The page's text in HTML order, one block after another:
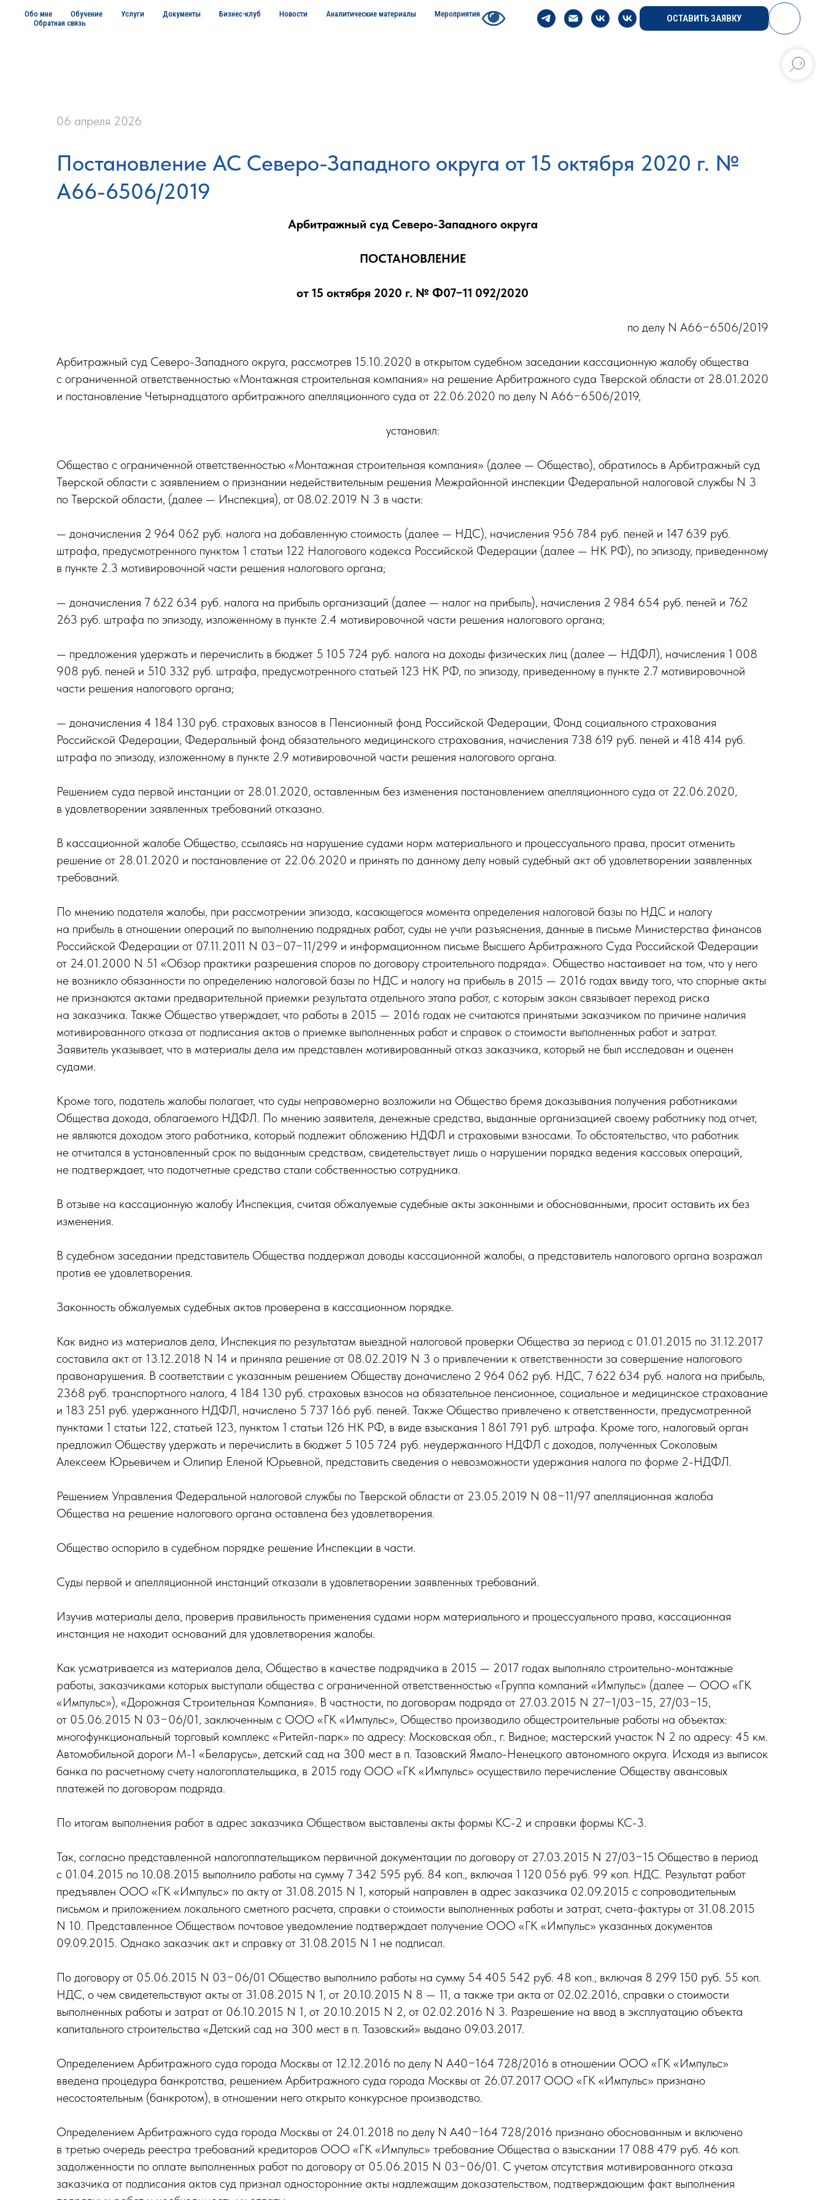
Обо мне Обучение Услуги Документы Бизнес-клуб Новости Аналитические материалы
Мероприятия
Обратная связь
ОСТАВИТЬ ЗАЯВКУ
06 апреля 2026
Постановление АС Северо-Западного округа от 15 октября 2020 г. №
А66-6506/2019
Арбитражный суд Северо-Западного округа
ПОСТАНОВЛЕНИЕ
от 15 октября 2020 г. № Ф07−11 092/2020
по делу N А66−6506/2019
Арбитражный суд Северо-Западного округа, рассмотрев 15.10.2020 в открытом судебном заседании кассационную жалобу общества
с ограниченной ответственностью «Монтажная строительная компания» на решение Арбитражного суда Тверской области от 28.01.2020
и постановление Четырнадцатого арбитражного апелляционного суда от 22.06.2020 по делу N А66−6506/2019,
установил:
Общество с ограниченной ответственностью «Монтажная строительная компания» (далее — Общество), обратилось в Арбитражный суд
Тверской области с заявлением о признании недействительным решения Межрайонной инспекции Федеральной налоговой службы N 3
по Тверской области, (далее — Инспекция), от 08.02.2019 N 3 в части:
— доначисления 2 964 062 руб. налога на добавленную стоимость (далее — НДС), начисления 956 784 руб. пеней и 147 639 руб.
штрафа, предусмотренного пунктом 1 статьи 122 Налогового кодекса Российской Федерации (далее — НК РФ), по эпизоду, приведенному
в пункте 2.3 мотивировочной части решения налогового органа;
— доначисления 7 622 634 руб. налога на прибыль организаций (далее — налог на прибыль), начисления 2 984 654 руб. пеней и 762
263 руб. штрафа по эпизоду, изложенному в пункте 2.4 мотивировочной части решения налогового органа;
— предложения удержать и перечислить в бюджет 5 105 724 руб. налога на доходы физических лиц (далее — НДФЛ), начисления 1 008
908 руб. пеней и 510 332 руб. штрафа, предусмотренного статьей 123 НК РФ, по эпизоду, приведенному в пункте 2.7 мотивировочной
части решения налогового органа;
— доначисления 4 184 130 руб. страховых взносов в Пенсионный фонд Российской Федерации, Фонд социального страхования
Российской Федерации, Федеральный фонд обязательного медицинского страхования, начисления 738 619 руб. пеней и 418 414 руб.
штрафа по эпизоду, изложенному в пункте 2.9 мотивировочной части решения налогового органа.
Решением суда первой инстанции от 28.01.2020, оставленным без изменения постановлением апелляционного суда от 22.06.2020,
в удовлетворении заявленных требований отказано.
В кассационной жалобе Общество, ссылаясь на нарушение судами норм материального и процессуального права, просит отменить
решение от 28.01.2020 и постановление от 22.06.2020 и принять по данному делу новый судебный акт об удовлетворении заявленных
требований.
По мнению подателя жалобы, при рассмотрении эпизода, касающегося момента определения налоговой базы по НДС и налогу
на прибыль в отношении операций по выполнению подрядных работ, суды не учли разъяснения, данные в письме Министерства финансов
Российской Федерации от 07.11.2011 N 03−07−11/299 и информационном письме Высшего Арбитражного Суда Российской Федерации
от 24.01.2000 N 51 «Обзор практики разрешения споров по договору строительного подряда». Общество настаивает на том, что у него
не возникло обязанности по определению налоговой базы по НДС и налогу на прибыль в 2015 — 2016 годах ввиду того, что спорные акты
не признаются актами предварительной приемки результата отдельного этапа работ, с которым закон связывает переход риска
на заказчика. Также Общество утверждает, что работы в 2015 — 2016 годах не считаются принятыми заказчиком по причине наличия
мотивированного отказа от подписания актов о приемке выполненных работ и справок о стоимости выполненных работ и затрат.
Заявитель указывает, что в материалы дела им представлен мотивированный отказ заказчика, который не был исследован и оценен
судами.
Кроме того, податель жалобы полагает, что суды неправомерно возложили на Общество бремя доказывания получения работниками
Общества дохода, облагаемого НДФЛ. По мнению заявителя, денежные средства, выданные организацией своему работнику под отчет,
не являются доходом этого работника, который подлежит обложению НДФЛ и страховыми взносами. То обстоятельство, что работник
не отчитался в установленный срок по выданным средствам, свидетельствует лишь о нарушении порядка ведения кассовых операций,
не подтверждает, что подотчетные средства стали собственностью сотрудника.
В отзыве на кассационную жалобу Инспекция, считая обжалуемые судебные акты законными и обоснованными, просит оставить их без
изменения.
В судебном заседании представитель Общества поддержал доводы кассационной жалобы, а представитель налогового органа возражал
против ее удовлетворения.
Законность обжалуемых судебных актов проверена в кассационном порядке.
Как видно из материалов дела, Инспекция по результатам выездной налоговой проверки Общества за период с 01.01.2015 по 31.12.2017
составила акт от 13.12.2018 N 14 и приняла решение от 08.02.2019 N 3 о привлечении к ответственности за совершение налогового
правонарушения. В соответствии с указанным решением Обществу доначислено 2 964 062 руб. НДС, 7 622 634 руб. налога на прибыль,
2368 руб. транспортного налога, 4 184 130 руб. страховых взносов на обязательное пенсионное, социальное и медицинское страхование
и 183 251 руб. удержанного НДФЛ, начислено 5 737 166 руб. пеней. Также Общество привлечено к ответственности, предусмотренной
пунктами 1 статьи 122, статьей 123, пунктом 1 статьи 126 НК РФ, в виде взыскания 1 861 791 руб. штрафа. Кроме того, налоговый орган
предложил Обществу удержать и перечислить в бюджет 5 105 724 руб. неудержанного НДФЛ с доходов, полученных Соколовым
Алексеем Юрьевичем и Олипир Еленой Юрьевной, представить сведения о невозможности удержания налога по форме 2-НДФЛ.
Решением Управления Федеральной налоговой службы по Тверской области от 23.05.2019 N 08−11/97 апелляционная жалоба
Общества на решение налогового органа оставлена без удовлетворения.
Общество оспорило в судебном порядке решение Инспекции в части.
Суды первой и апелляционной инстанций отказали в удовлетворении заявленных требований.
Изучив материалы дела, проверив правильность применения судами норм материального и процессуального права, кассационная
инстанция не находит оснований для удовлетворения жалобы.
Как усматривается из материалов дела, Общество в качестве подрядчика в 2015 — 2017 годах выполняло строительно-монтажные
работы, заказчиками которых выступали общества с ограниченной ответственностью «Группа компаний «Импульс» (далее — ООО «ГК
«Импульс»), «Дорожная Строительная Компания». В частности, по договорам подряда от 27.03.2015 N 27−1/03−15, 27/03−15,
от 05.06.2015 N 03−06/01, заключенным с ООО «ГК «Импульс», Общество производило общестроительные работы на объектах:
многофункциональный торговый комплекс «Ритейл-парк» по адресу: Московская обл., г. Видное; мастерский участок N 2 по адресу: 45 км.
Автомобильной дороги М-1 «Беларусь», детский сад на 300 мест в п. Тазовский Ямало-Ненецкого автономного округа. Исходя из выписок
банка по расчетному счету налогоплательщика, в 2015 году ООО «ГК «Импульс» осуществило перечисление Обществу авансовых
платежей по договорам подряда.
По итогам выполнения работ в адрес заказчика Обществом выставлены акты формы КС-2 и справки формы КС-3.
Так, согласно представленной налогоплательщиком первичной документации по договору от 27.03.2015 N 27/03−15 Общество в период
с 01.04.2015 по 10.08.2015 выполнило работы на сумму 7 342 595 руб. 84 коп., включая 1 120 056 руб. 99 коп. НДС. Результат работ
предъявлен ООО «ГК «Импульс» по акту от 31.08.2015 N 1, который направлен в адрес заказчика 02.09.2015 с сопроводительным
письмом и приложением локального сметного расчета, справки о стоимости выполненных работы и затрат, счета-фактуры от 31.08.2015
N 10. Представленное Обществом почтовое уведомление подтверждает получение ООО «ГК «Импульс» указанных документов
09.09.2015. Однако заказчик акт и справку от 31.08.2015 N 1 не подписал.
По договору от 05.06.2015 N 03−06/01 Общество выполнило работы на сумму 54 405 542 руб. 48 коп., включая 8 299 150 руб. 55 коп.
НДС, о чем свидетельствуют акты от 31.08.2015 N 1, от 20.10.2015 N 8 — 11, а также три акта от 02.02.2016, справки о стоимости
выполненных работы и затрат от 06.10.2015 N 1, от 20.10.2015 N 2, от 02.02.2016 N 3. Разрешение на ввод в эксплуатацию объекта
капитального строительства «Детский сад на 300 мест в п. Тазовский» выдано 09.03.2017.
Определением Арбитражного суда города Москвы от 12.12.2016 по делу N А40−164 728/2016 в отношении ООО «ГК «Импульс»
введена процедура банкротства, решением Арбитражного суда города Москвы от 26.07.2017 ООО «ГК «Импульс» признано
несостоятельным (банкротом), в отношении него открыто конкурсное производство.
Определением Арбитражного суда города Москвы от 24.01.2018 по делу N А40−164 728/2016 признано обоснованным и включено
в третью очередь реестра требований кредиторов ООО «ГК «Импульс» требование Общества о взыскании 17 088 479 руб. 46 коп.
задолженности по оплате выполненных работ по договору от 05.06.2015 N 03−06/01. С учетом отсутствия мотивированного отказа
заказчика от подписания актов суд признал односторонние акты надлежащим доказательством, подтверждающим факт выполнения